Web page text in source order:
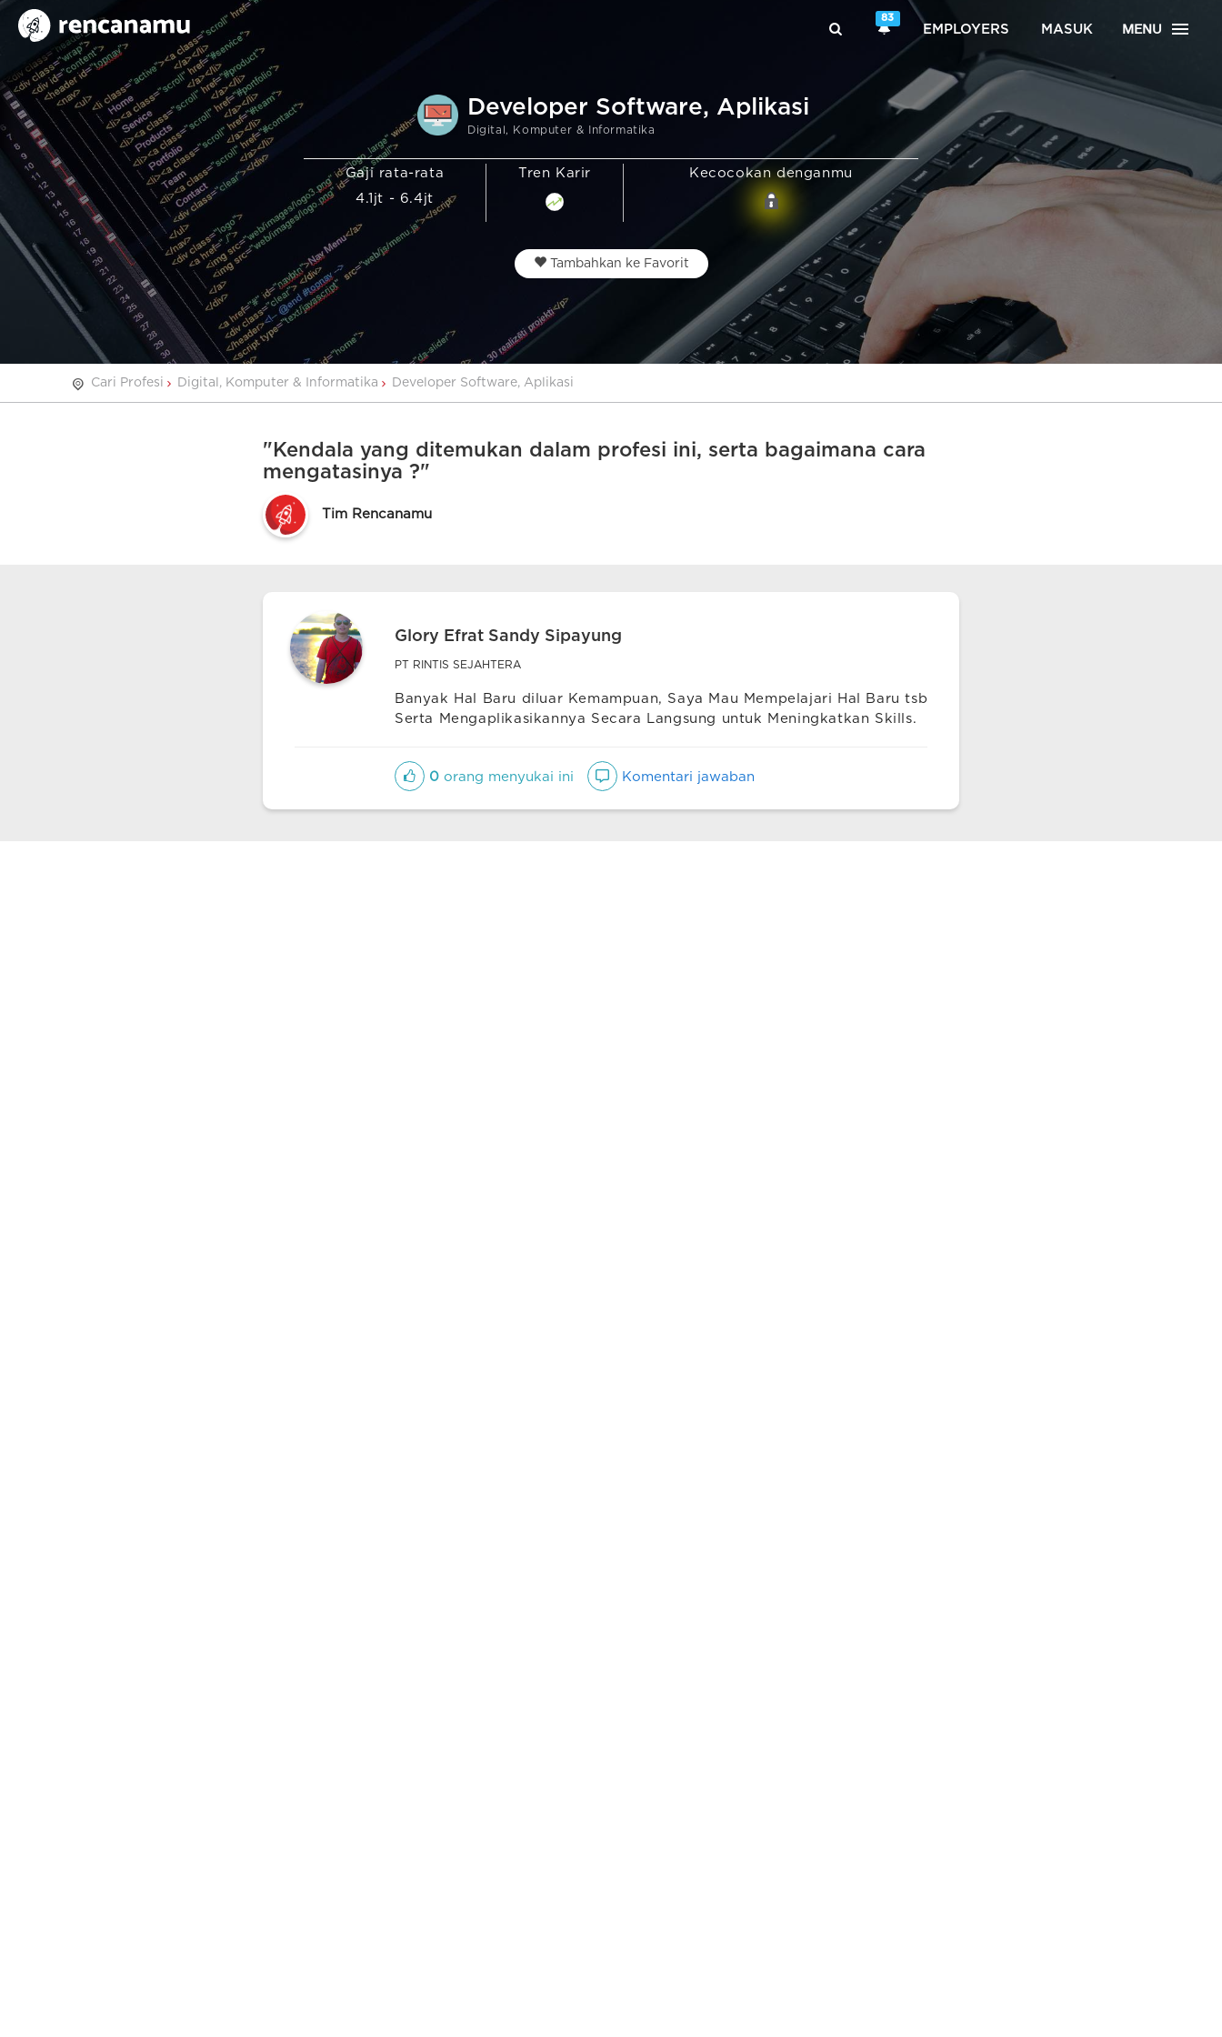
83
EMPLOYERS MASUK MENU
Developer Software, Aplikasi
Digital, Komputer & Informatika
Gaji rata-rata
4.1jt - 6.4jt
Tren Karir Kecocokan denganmu
Tambahkan ke Favorit
Cari Profesi Digital, Komputer & Informatika Developer Software, Aplikasi
"Kendala yang ditemukan dalam profesi ini, serta bagaimana cara
mengatasinya ?"
Tim Rencanamu
Glory Efrat Sandy Sipayung
PT RINTIS SEJAHTERA
Banyak Hal Baru diluar Kemampuan, Saya Mau Mempelajari Hal Baru tsb
Serta Mengaplikasikannya Secara Langsung untuk Meningkatkan Skills.
0 orang menyukai ini Komentari jawaban